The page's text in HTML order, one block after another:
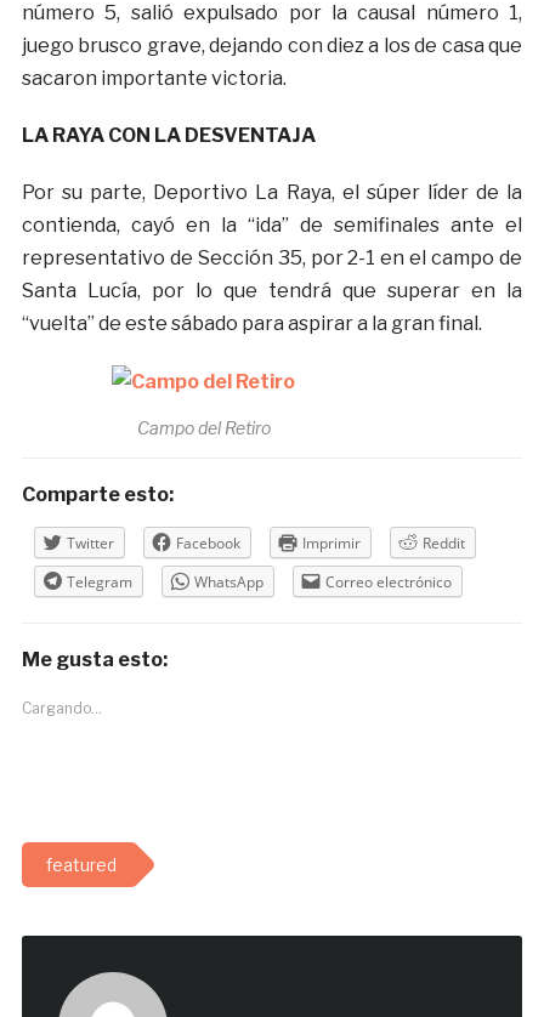
número 5, salió expulsado por la causal número 1,
juego brusco grave, dejando con diez a los de casa que
sacaron importante victoria.
LA RAYA CON LA DESVENTAJA
Por su parte, Deportivo La Raya, el súper líder de la
contienda, cayó en la “ida” de semifinales ante el
representativo de Sección 35, por 2-1 en el campo de
Santa Lucía, por lo que tendrá que superar en la
“vuelta” de este sábado para aspirar a la gran final.
Campo del Retiro
Comparte esto:
Twitter Facebook Imprimir
Reddit
Telegram
WhatsApp Correo electrónico
Me gusta esto:
Cargando...
featured